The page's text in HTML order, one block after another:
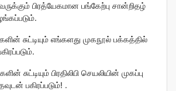
பிரத்யேகமான பங்கேற்பு சான்றிதழ்
சுட்டியும் எங்களது முகநூல் பக்கத்தில்
சுட்டியும் பிரதிலிபி செயலியின் முகப்பு
பகிரப்படும்! .